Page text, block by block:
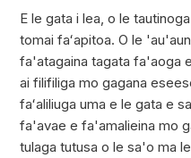
E le gata i lea, o le
tomai faʻapitoa. O le
fa'atagaina tagata fa'aoga
ai filifiliga mo gagana
faʻaliliuga uma e le gata e
fa'avae e fa'amalieina mo
tulaga tutusa o le sa'o ma